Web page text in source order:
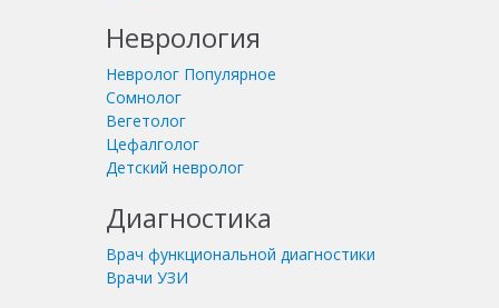
Неврология
Невролог Популярное
Сомнолог
Вегетолог
Цефалголог
Детский невролог
Диагностика
Врач функциональной диагностики
Врачи УЗИ